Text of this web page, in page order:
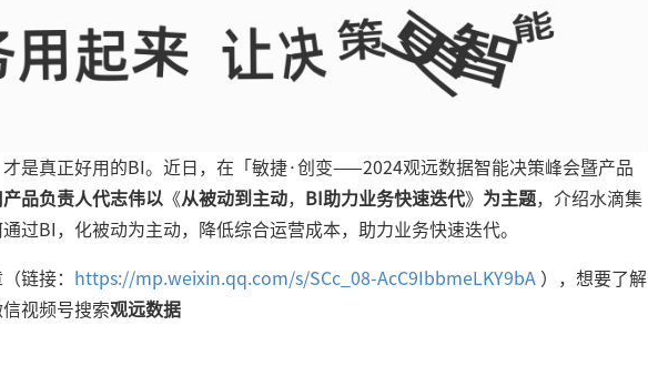
是真正好用的BI。近日，在「敏捷·创变——2024观远数据智能决策峰会暨产品
品负责人代志伟以 《从被动到主动， BI助力业务快速迭代》 为主题，介绍水滴集
过BI，化被动为主动，降低综合运营成本，助力业务快速迭代。
链接： https://mp.weixin.qq.com/s/SCc_08-AcC9IbbmeLKY9bA ），想要了解
视频号搜索观远数据